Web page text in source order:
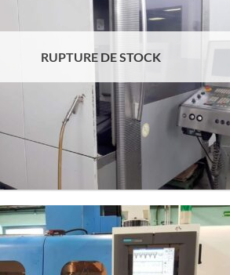
RUPTURE DE STOCK